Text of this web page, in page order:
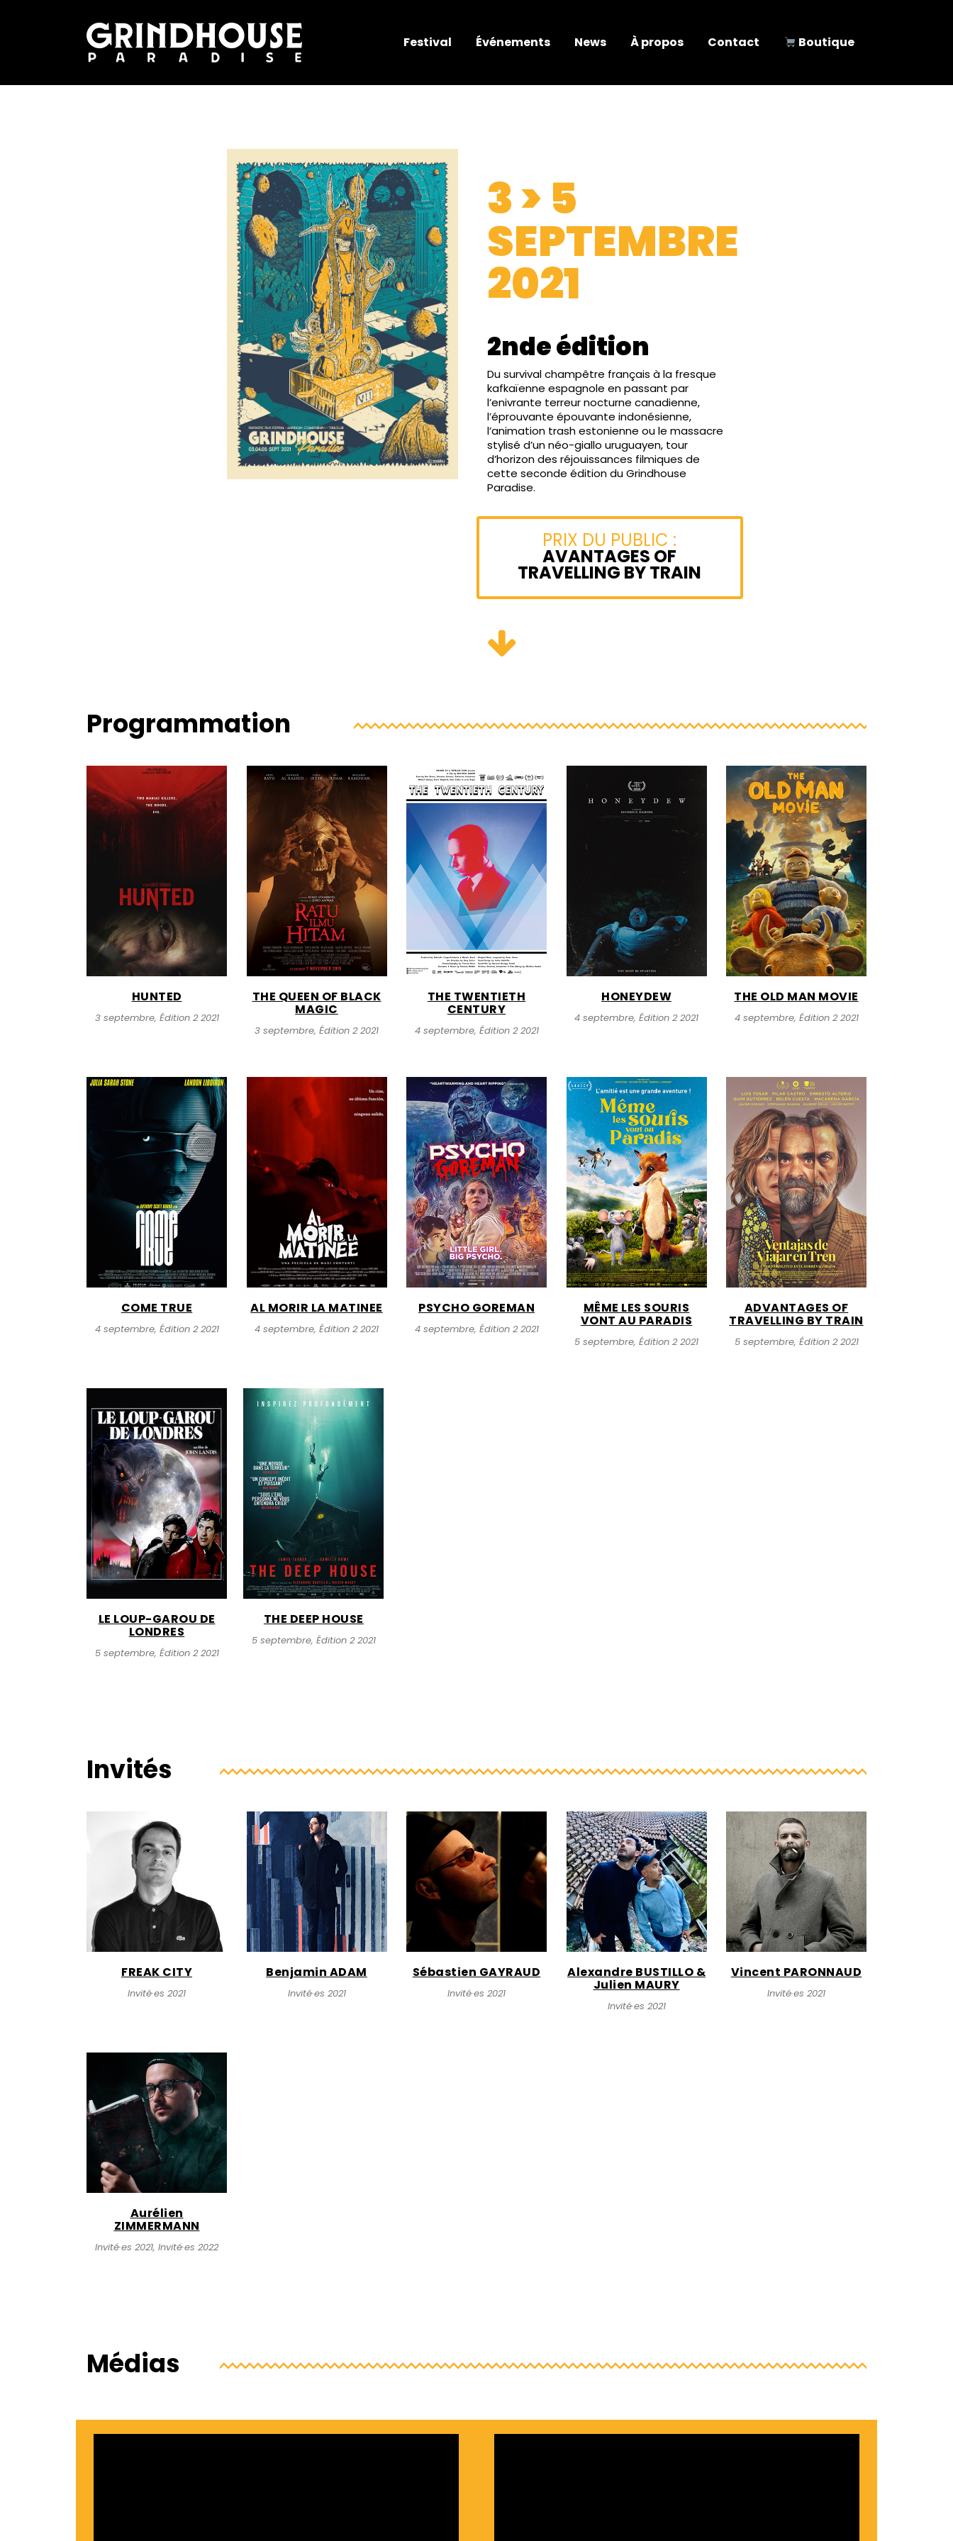
Festival Événements News À propos Contact Boutique
3 > 5
SEPTEMBRE
2021
2nde édition
Du survival champêtre français à la fresque
kafkaïenne espagnole en passant par
l’enivrante terreur nocturne canadienne,
l’éprouvante épouvante indonésienne,
l’animation trash estonienne ou le massacre
stylisé d’un néo-giallo uruguayen, tour
d’horizon des réjouissances filmiques de
cette seconde édition du Grindhouse
Paradise.
PRIX DU PUBLIC :
AVANTAGES OF
TRAVELLING BY TRAIN
Programmation
HUNTED
3 septembre, Édition 2 2021
THE QUEEN OF BLACK
MAGIC
3 septembre, Édition 2 2021
THE TWENTIETH
CENTURY
4 septembre, Édition 2 2021
HONEYDEW
4 septembre, Édition 2 2021
THE OLD MAN MOVIE
4 septembre, Édition 2 2021
COME TRUE
4 septembre, Édition 2 2021
AL MORIR LA MATINEE
4 septembre, Édition 2 2021
PSYCHO GOREMAN
4 septembre, Édition 2 2021
MÊME LES SOURIS
VONT AU PARADIS
5 septembre, Édition 2 2021
ADVANTAGES OF
TRAVELLING BY TRAIN
5 septembre, Édition 2 2021
LE LOUP-GAROU DE
LONDRES
5 septembre, Édition 2 2021
THE DEEP HOUSE
5 septembre, Édition 2 2021
Invités
FREAK CITY
Invité·es 2021
Benjamin ADAM
Invité·es 2021
Sébastien GAYRAUD
Invité·es 2021
Alexandre BUSTILLO &
Julien MAURY
Invité·es 2021
Vincent PARONNAUD
Invité·es 2021
Aurélien
ZIMMERMANN
Invité·es 2021, Invité·es 2022
Médias